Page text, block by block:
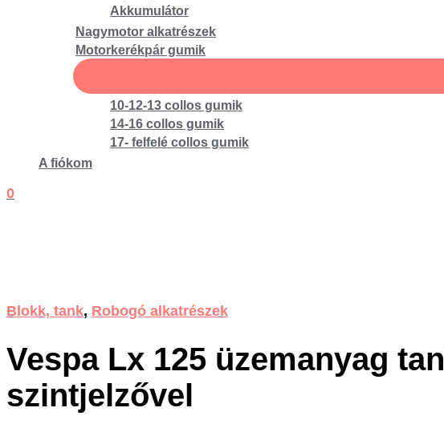
Akkumulátor
Nagymotor alkatrészek
Motorkerékpár gumik
10-12-13 collos gumik
14-16 collos gumik
17- felfelé collos gumik
A fiókom
0
Blokk, tank, Robogó alkatrészek
Vespa Lx 125 üzemanyag
szintjelzővel